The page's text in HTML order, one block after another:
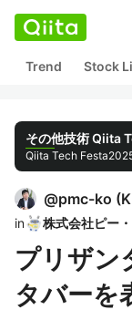
Trend Stock
その他技術 Qiita
Qiita Tech Festa
@pmc-ko (
in
プリザン
タバーを